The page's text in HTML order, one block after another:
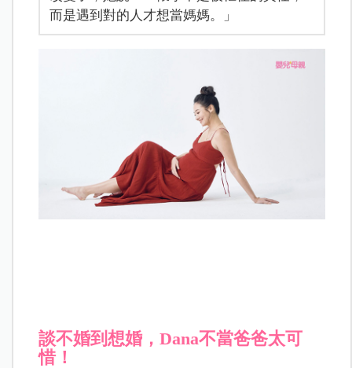
而是遇到對的人才想當媽媽。」
談不婚到想婚，Dana不當爸爸太可
惜！